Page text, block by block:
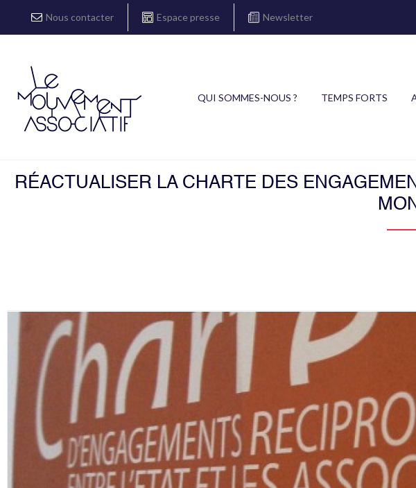
Nous contacter Espace presse Newsletter
QUI SOMMES-NOUS ? TEMPS FORTS
RÉACTUALISER LA CHARTE DES